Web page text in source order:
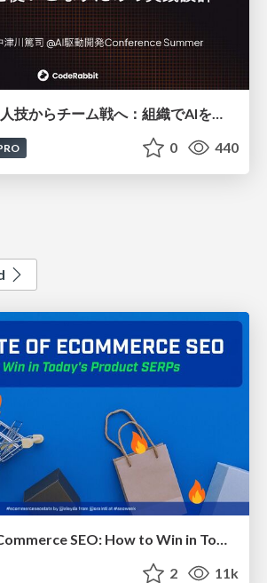
0 440
The State of eCommerce SEO: How to Win in Today's Products SERPs - #SEOweek
2 11k